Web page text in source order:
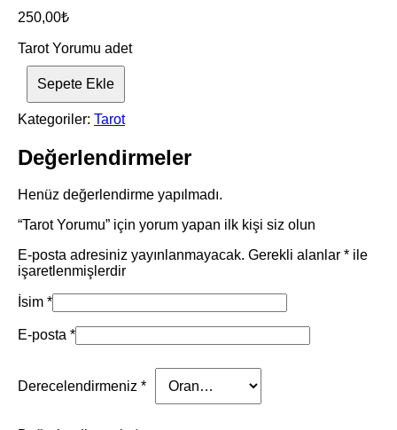
250,00₺
Tarot Yorumu adet
Sepete Ekle
Kategoriler: Tarot
Değerlendirmeler
Henüz değerlendirme yapılmadı.
“Tarot Yorumu” için yorum yapan ilk kişi siz olun
E-posta adresiniz yayınlanmayacak. Gerekli alanlar * ile
işaretlenmişlerdir
İsim *
E-posta *
Derecelendirmeniz *